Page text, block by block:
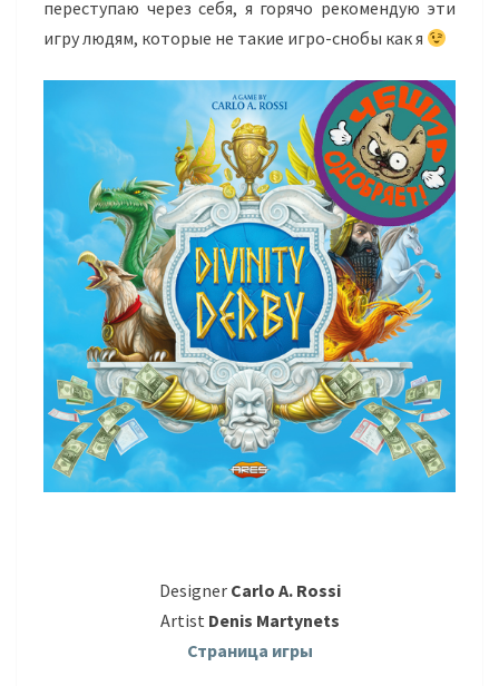
переступаю через себя, я горячо рекомендую эти
игру людям, которые не такие игро-снобы как я
Designer Carlo A. Rossi
Artist Denis Martynets
Страница игры